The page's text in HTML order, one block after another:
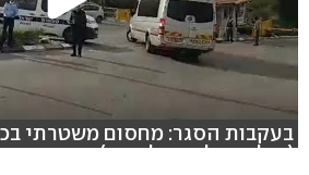
בעקבות הסגר: מחסום משטרתי
(צילום: אלי מנדלבאום)